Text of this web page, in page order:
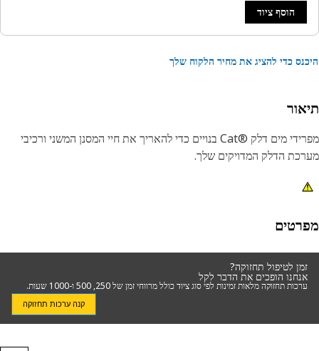
הוסף ציוד
כדי להציג את מחיר הלקוח שלך
מפרידי מים דלק Cat®‎‎ בנויים כדי להאריך את חיי המסנן המשני ורכיבי
הדלק המדויקים שלך.
זמן לטיפול תחזוקה?
אנחנו הופכים את הדבר לקל
ערכות תחזוקה מלאות זמינות לפי סוג ציוד כולל מרווחי זמן של 250, 500 ו-1000 שעות.
קנה ערכות תחזוקה